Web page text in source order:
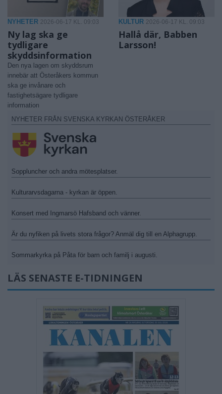
NYHETER 2026-06-17 KL. 09:03
Ny lag ska ge
tydligare
skyddsinformation
Den nya lagen om skyddsrum
innebär att Österåkers kommun
ska ge invånare och
fastighetsägare tydligare
information
KULTUR 2026-06-17 KL. 09:03
Hallå där, Babben
Larsson!
NYHETER FRÅN SVENSKA KYRKAN ÖSTERÅKER
Soppluncher och andra mötesplatser.
Kulturarvsdagarna - kyrkan är öppen.
Konsert med Ingmarsö Hafsband och vänner.
Är du nyfiken på livets stora frågor? Anmäl dig till en Alphagrupp.
Sommarkyrka på Påta för barn och familj i augusti.
LÄS SENASTE E-TIDNINGEN